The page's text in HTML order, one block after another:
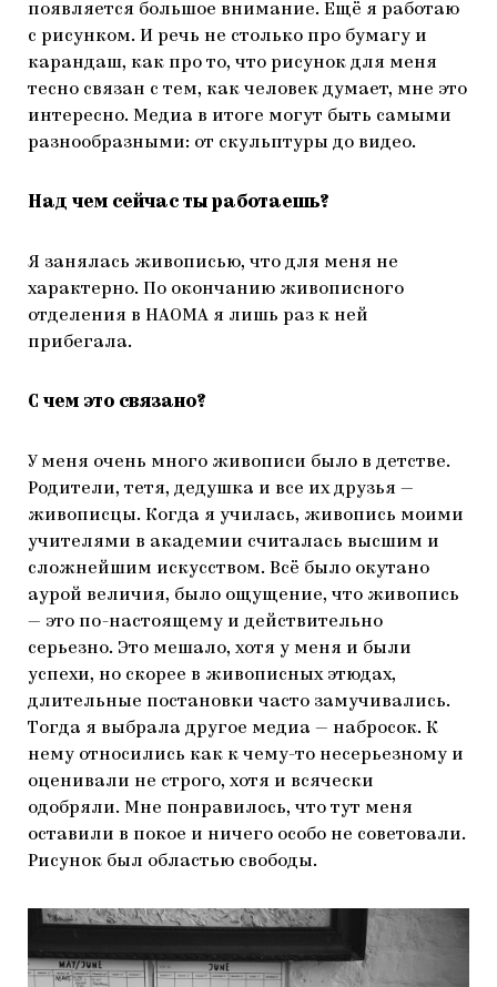
появляется большое внимание. Ещё я работаю
с рисунком. И речь не столько про бумагу и
карандаш, как про то, что рисунок для меня
тесно связан с тем, как человек думает, мне это
интересно. Медиа в итоге могут быть самыми
разнообразными: от скульптуры до видео.
Над чем сейчас ты работаешь?
Я занялась живописью, что для меня не
характерно. По окончанию живописного
отделения в НАОМА я лишь раз к ней
прибегала.
С чем это связано?
У меня очень много живописи было в детстве.
Родители, тетя, дедушка и все их друзья —
живописцы. Когда я училась, живопись моими
учителями в академии считалась высшим и
сложнейшим искусством. Всё было окутано
аурой величия, было ощущение, что живопись
— это по-настоящему и действительно
серьезно. Это мешало, хотя у меня и были
успехи, но скорее в живописных этюдах,
длительные постановки часто замучивались.
Тогда я выбрала другое медиа — набросок. К
нему относились как к чему-то несерьезному и
оценивали не строго, хотя и всячески
одобряли. Мне понравилось, что тут меня
оставили в покое и ничего особо не советовали.
Рисунок был областью свободы.